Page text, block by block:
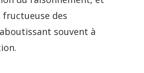
fructueuse des
souvent à